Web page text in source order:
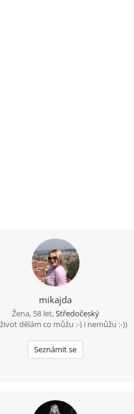
mikajda
Žena, 58 let,Středočeský
dělám co můžu :-) i nemůžu :-))
Seznámit se